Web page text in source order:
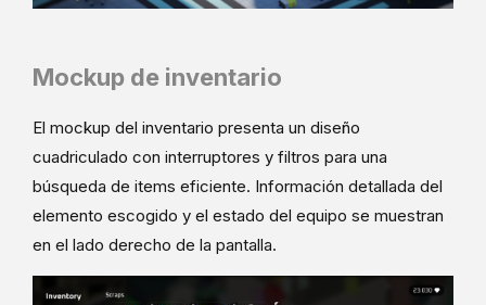
Mockup de inventario
El mockup del inventario presenta un diseño
cuadriculado con interruptores y filtros para una
búsqueda de items eficiente. Información detallada del
elemento escogido y el estado del equipo se muestran
en el lado derecho de la pantalla.